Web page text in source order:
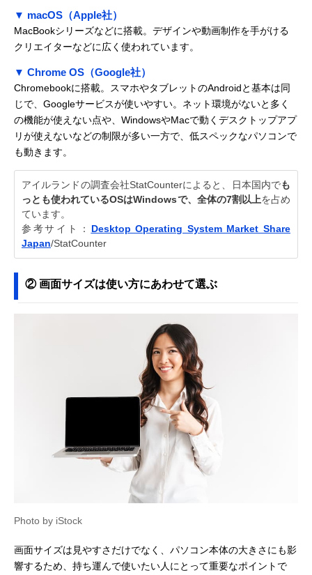
▼ macOS（Apple社）
MacBookシリーズなどに搭載。デザインや動画制作を手がける
クリエイターなどに広く使われています。
▼ Chrome OS（Google社）
Chromebookに搭載。スマホやタブレットのAndroidと基本は同
じで、Googleサービスが使いやすい。ネット環境がないと多く
の機能が使えない点や、WindowsやMacで動くデスクトップアプ
リが使えないなどの制限が多い一方で、低スペックなパソコンで
も動きます。
アイルランドの調査会社StatCounterによると、日本国内でも
っとも使われているOSはWindowsで、全体の7割以上を占め
ています。
参考サイト： Desktop Operating System Market Share
Japan/StatCounter
② 画面サイズは使い方にあわせて選ぶ
Photo by iStock
画面サイズは見やすさだけでなく、パソコン本体の大きさにも影
響するため、持ち運んで使いたい人にとって重要なポイントで